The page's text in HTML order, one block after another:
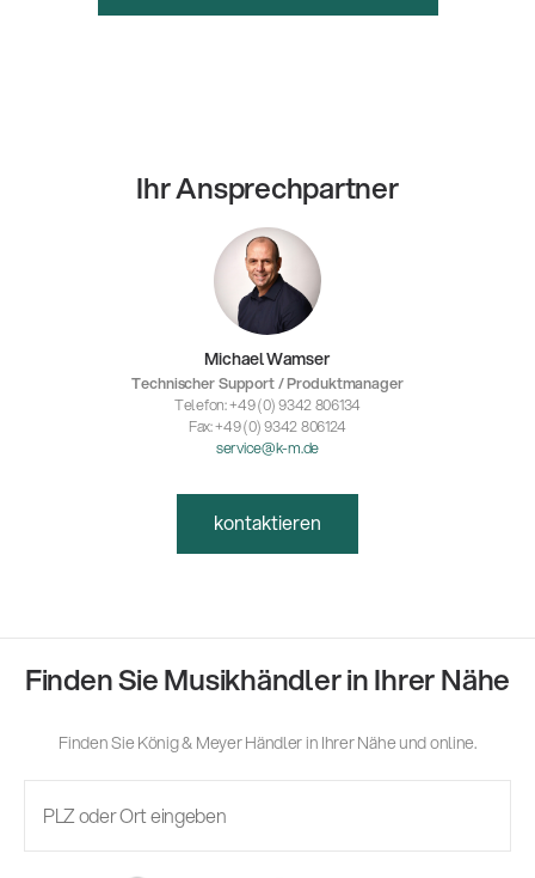
Ihr Ansprechpartner
Michael Wamser
Technischer Support / Produktmanager
Telefon: +49 (0) 9342 806134
Fax: +49 (0) 9342 806124
service@k-m.de
kontaktieren
Finden Sie Musikhändler in Ihrer Nähe
Finden Sie König & Meyer Händler in Ihrer Nähe und online.